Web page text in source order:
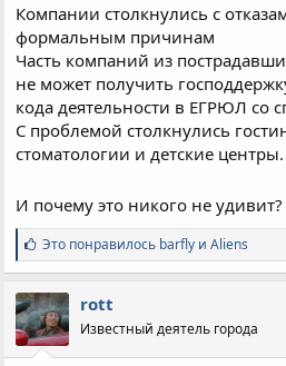
Компании столкнулись с
формальным причинам
Часть компаний из
не может получить
кода деятельности в ЕГРЮЛ со
С проблемой столкнулись
стоматологии и детские центры.
И почему это никого не удивит?
С
и
м
п
а
т
и
Это понравилось barfly иAliens
rott
Известный деятель города